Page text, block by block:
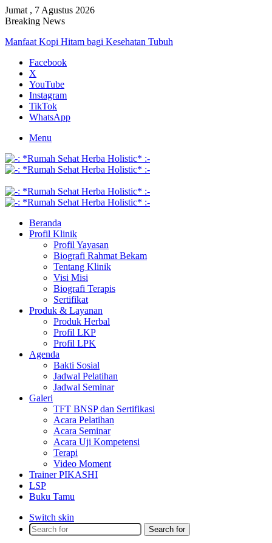
Jumat , 7 Agustus 2026
Breaking News
Manfaat Kopi Hitam bagi Kesehatan Tubuh
Facebook
X
YouTube
Instagram
TikTok
WhatsApp
Menu
Beranda
Profil Klinik
Profil Yayasan
Biografi Rahmat Bekam
Tentang Klinik
Visi Misi
Biografi Terapis
Sertifikat
Produk & Layanan
Produk Herbal
Profil LKP
Profil LPK
Agenda
Bakti Sosial
Jadwal Pelatihan
Jadwal Seminar
Galeri
TFT BNSP dan Sertifikasi
Acara Pelatihan
Acara Seminar
Acara Uji Kompetensi
Terapi
Video Moment
Trainer PIKASHI
LSP
Buku Tamu
Switch skin
Search for